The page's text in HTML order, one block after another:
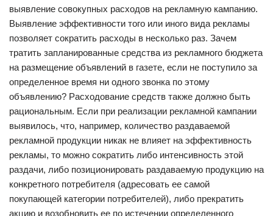
выявление совокупных расходов на рекламную кампанию.
Выявление эффективности того или иного вида рекламы
позволяет сократить расходы в несколько раз. Зачем
тратить запланированные средства из рекламного бюджета
на размещение объявлений в газете, если не поступило за
определенное время ни одного звонка по этому
объявлению? Расходование средств также должно быть
рациональным. Если при реализации рекламной кампании
выявилось, что, например, количество раздаваемой
рекламной продукции никак не влияет на эффективность
рекламы, то можно сократить либо интенсивность этой
раздачи, либо позиционировать раздаваемую продукцию на
конкретного потребителя (адресовать ее самой
покупающей категории потребителей), либо прекратить
акцию и возобновить ее по истечении определенного